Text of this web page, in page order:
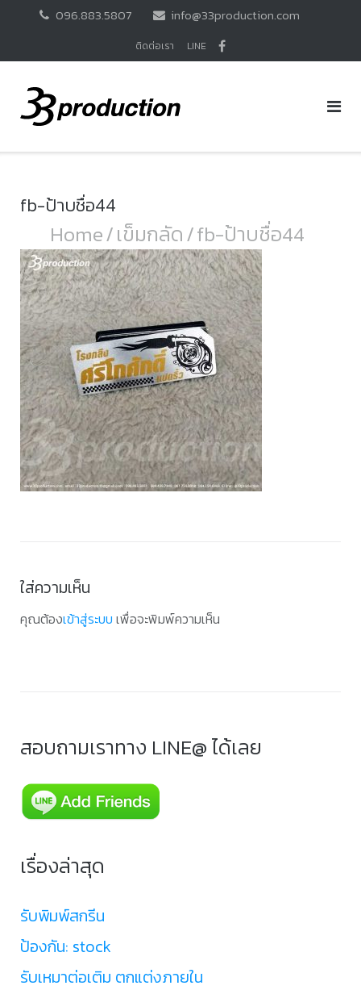
096.883.5807 info@33production.com
ติดต่อเรา LINE
fb-ป้าบชื่อ44
Home/เข็มกลัด/fb-ป้าบชื่อ44
ใส่ความเห็น
คุณต้องเข้าสู่ระบบ เพื่อจะพิมพ์ความเห็น
สอบถามเราทาง LINE@ ได้เลย
เรื่องล่าสุด
รับพิมพ์สกรีน
ป้องกัน: stock
รับเหมาต่อเติม ตกแต่งภายใน